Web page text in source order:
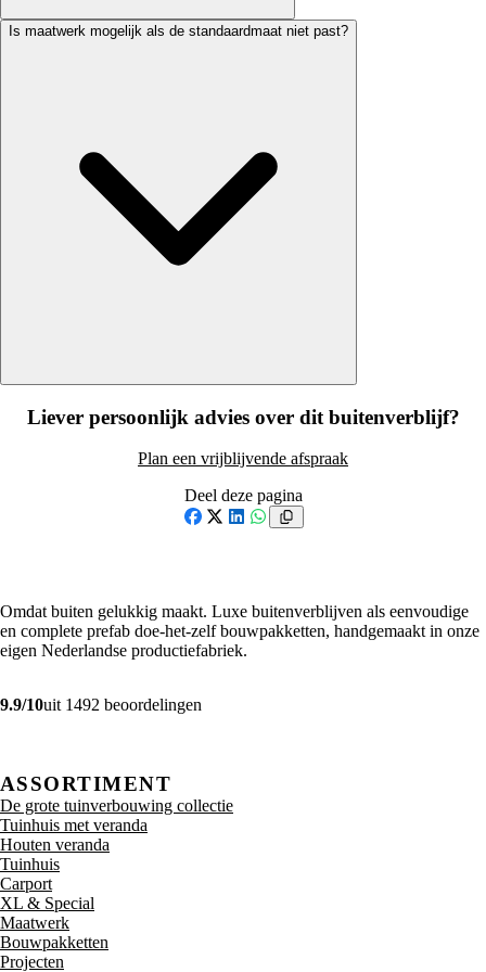
Is maatwerk mogelijk als de standaardmaat niet past?
Liever persoonlijk advies over dit buitenverblijf?
Plan een vrijblijvende afspraak
Deel deze pagina
Omdat buiten gelukkig maakt. Luxe buitenverblijven als eenvoudige
en complete prefab doe-het-zelf bouwpakketten, handgemaakt in onze
eigen Nederlandse productiefabriek.
9.9/10uit 1492 beoordelingen
ASSORTIMENT
De grote tuinverbouwing collectie
Tuinhuis met veranda
Houten veranda
Tuinhuis
Carport
XL & Special
Maatwerk
Bouwpakketten
Projecten